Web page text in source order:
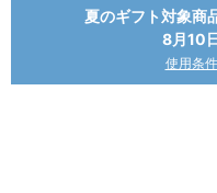
夏のギフト対象商
8月10
使用条